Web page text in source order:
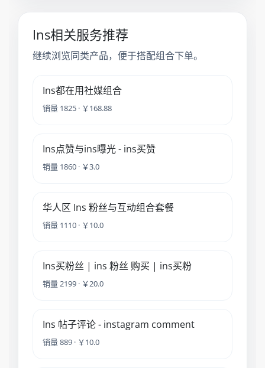
Ins相关服务推荐
继续浏览同类产品，便于搭配组合下单。
Ins都在用社媒组合
销量 1825 · ￥168.88
Ins点赞与ins曝光 - ins买赞
销量 1860 · ￥3.0
华人区 Ins 粉丝与互动组合套餐
销量 1110 · ￥10.0
Ins买粉丝 | ins 粉丝 购买 | ins买粉
销量 2199 · ￥20.0
Ins 帖子评论 - instagram comment
销量 889 · ￥10.0